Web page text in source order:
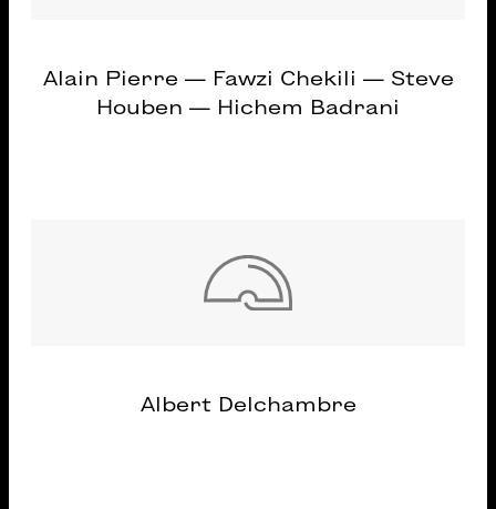
Alain Pierre — Fawzi Chekili — Steve
Houben — Hichem Badrani
Albert Delchambre